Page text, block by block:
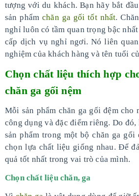
tượng với du khách. Bạn hãy bắt
sản phẩm chăn ga gối tốt nhất.
nghỉ luôn có tầm quan trọng bậc
cấp dịch vụ nghỉ ngơi. Nó liên
nghiệm của khách hàng và tên tuổi
Chọn chất liệu thích hợp
chăn ga gối nệm
Mỗi sản phẩm chăn ga gối đệm cho
công dụng và đặc điểm riêng. Do
sản phẩm trong một bộ chăn ga gối
chọn lựa chất liệu giống nhau. Để
quả tốt nhất trong vai trò của mình.
Chọn chất liệu chăn, ga